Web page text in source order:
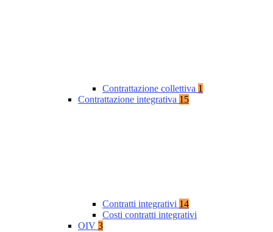
Contrattazione collettiva 1
Contrattazione integrativa 15
Contratti integrativi 14
Costi contratti integrativi
OIV 3